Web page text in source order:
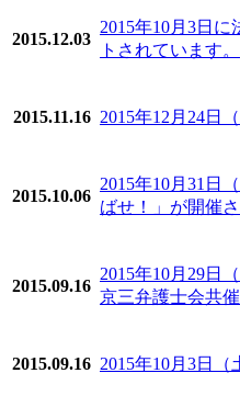
2015.12.03
2015年10月3日
トされています。
2015.11.16 2015年12月24日
2015.10.06
2015年10月31日
ばせ！」が開催さ
2015.09.16
2015年10月29日
京三弁護士会共
2015.09.16 2015年10月3日